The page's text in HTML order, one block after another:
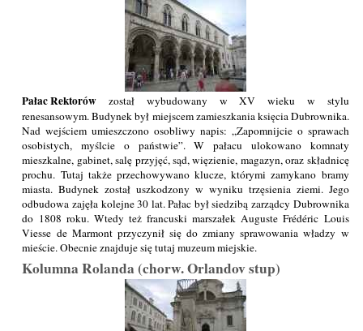
Pałac Rektorów został wybudowany w XV wieku w stylu
renesansowym. Budynek był miejscem zamieszkania księcia Dubrownika.
Nad wejściem umieszczono osobliwy napis: „Zapomnijcie o sprawach
osobistych, myślcie o państwie”. W pałacu ulokowano komnaty
mieszkalne, gabinet, salę przyjęć, sąd, więzienie, magazyn, oraz składnicę
prochu. Tutaj także przechowywano klucze, którymi zamykano bramy
miasta. Budynek został uszkodzony w wyniku trzęsienia ziemi. Jego
odbudowa zajęła kolejne 30 lat. Pałac był siedzibą zarządcy Dubrownika
do 1808 roku. Wtedy też francuski marszałek Auguste Frédéric Louis
Viesse de Marmont przyczynił się do zmiany sprawowania władzy w
mieście. Obecnie znajduje się tutaj muzeum miejskie.
Kolumna Rolanda (chorw. Orlandov stup)